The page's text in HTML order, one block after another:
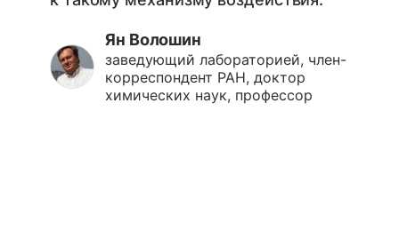
Ян Волошин
заведующий лабораторией, член-
корреспондент РАН, доктор
химических наук, профессор